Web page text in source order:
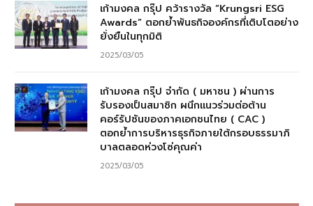
เก้ามงคล กรุ๊ป คว้ารางวัล “Krungsri ESG
Awards” ตอกย้ำพันธกิจองค์กรที่เติบโตอย่าง
ยั่งยืนในทุกมิติ
2025/03/05
เก้ามงคล กรุ๊ป จำกัด ( มหาชน ) ผ่านการ
รับรองเป็นสมาชิก ผนึกแนวร่วมต่อต้าน
คอร์รัปชันของภาคเอกชนไทย ( CAC )
ตอกย้ำการบริหารธุรกิจภายใต้กรอบธรรมาภิ
บาลตลอดห่วงโซ่คุณค่า
2025/03/05